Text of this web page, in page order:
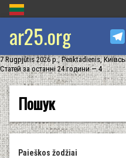
ar25.org
7 Rugpjūtis 2026 р., Penktadienis,
Статей за останні 24 години — 4
Пошук
Paieškos žodžiai